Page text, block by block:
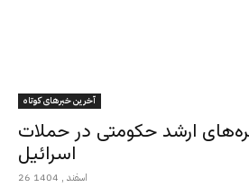
آخرین خبرهای کوتاه
ارشد حکومتی در حملات
اسرائیل
26 اسفند , 1404